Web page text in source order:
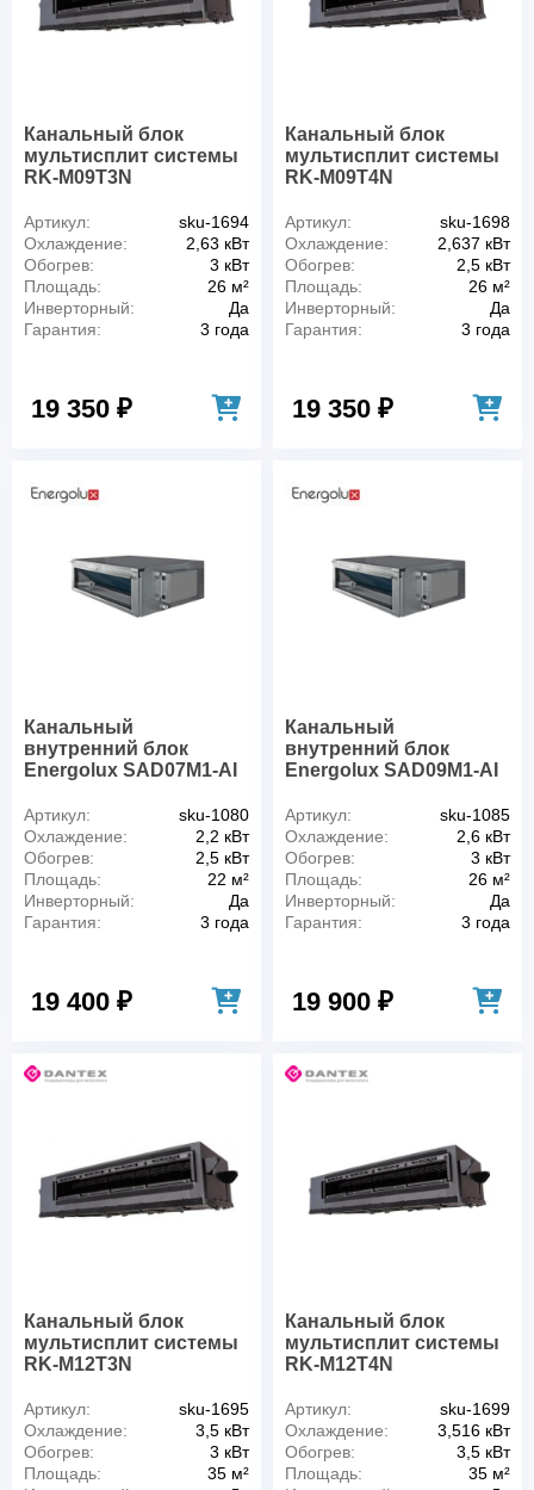
Канальный блок
мультисплит системы
RK-M09T3N
Артикул:
sku-1694
Охлаждение:
2,63 кВт
Обогрев:
3 кВт
Площадь:
26 м²
Инверторный:
Да
Гарантия:
3 года
19 350 ₽
Канальный блок
мультисплит системы
RK-M09T4N
Артикул:
sku-1698
Охлаждение:
2,637 кВт
Обогрев:
2,5 кВт
Площадь:
26 м²
Инверторный:
Да
Гарантия:
3 года
19 350 ₽
Канальный
внутренний блок
Energolux SAD07M1-AI
Артикул:
sku-1080
Охлаждение:
2,2 кВт
Обогрев:
2,5 кВт
Площадь:
22 м²
Инверторный:
Да
Гарантия:
3 года
19 400 ₽
Канальный
внутренний блок
Energolux SAD09M1-AI
Артикул:
sku-1085
Охлаждение:
2,6 кВт
Обогрев:
3 кВт
Площадь:
26 м²
Инверторный:
Да
Гарантия:
3 года
19 900 ₽
Канальный блок
мультисплит системы
RK-M12T3N
Артикул:
sku-1695
Охлаждение:
3,5 кВт
Обогрев:
3 кВт
Площадь:
35 м²
Канальный блок
мультисплит системы
RK-M12T4N
Артикул:
sku-1699
Охлаждение:
3,516 кВт
Обогрев:
3,5 кВт
Площадь:
35 м²